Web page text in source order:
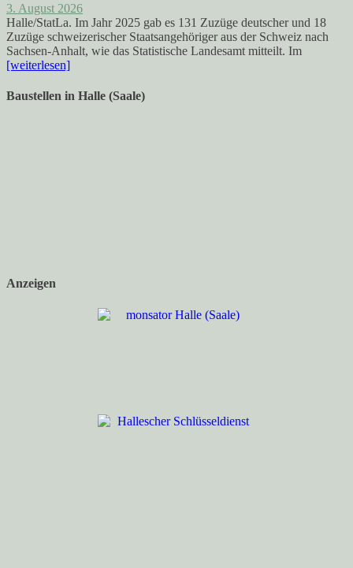
3. August 2026
Halle/StatLa. Im Jahr 2025 gab es 131 Zuzüge deutscher und 18
Zuzüge schweizerischer Staatsangehöriger aus der Schweiz nach
Sachsen-Anhalt, wie das Statistische Landesamt mitteilt. Im
[weiterlesen]
Baustellen in Halle (Saale)
Anzeigen